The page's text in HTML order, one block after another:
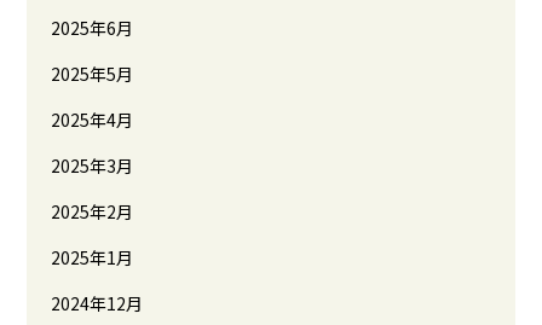
2025年6月
2025年5月
2025年4月
2025年3月
2025年2月
2025年1月
2024年12月